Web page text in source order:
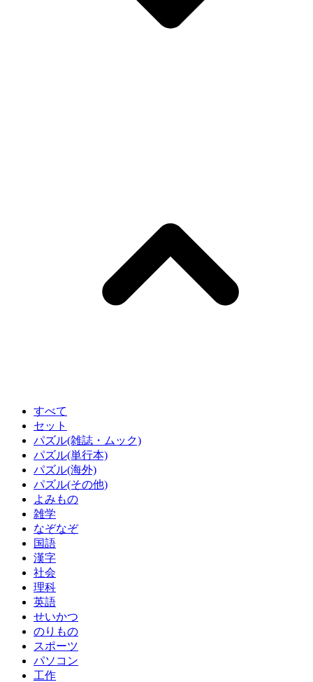
すべて
セット
パズル(雑誌・ムック)
パズル(単行本)
パズル(海外)
パズル(その他)
よみもの
雑学
なぞなぞ
国語
漢字
社会
理科
英語
せいかつ
のりもの
スポーツ
パソコン
工作